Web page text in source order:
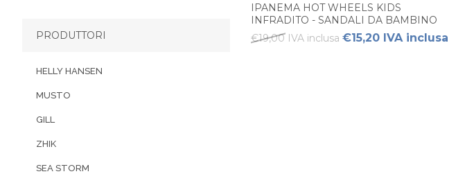
IPANEMA HOT WHEELS KIDS
INFRADITO - SANDALI DA BAMBINO
€19,00 IVA inclusa €15,20 IVA inclusa
PRODUTTORI
HELLY HANSEN
MUSTO
GILL
ZHIK
SEA STORM